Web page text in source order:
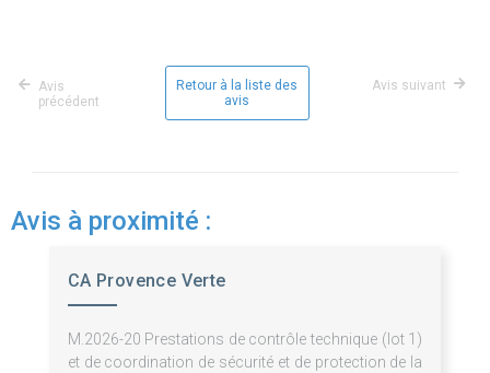
Avis
précédent
Retour à la liste des
avis
Avis suivant
Avis à proximité :
CA Provence Verte
M.2026-20 Prestations de contrôle technique (lot 1)
et de coordination de sécurité et de protection de la